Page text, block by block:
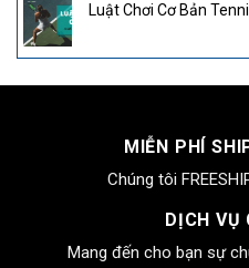
Luật Chơi Cơ Bản
MIỄN PHÍ
Chúng tôi
DỊCH VỤ
Mang đến cho bạn sự